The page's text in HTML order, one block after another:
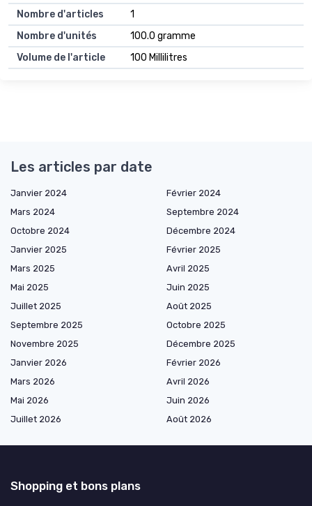
Nombre d'articles
1
Nombre d'unités
100.0 gramme
Volume de l'article
100 Millilitres
Les articles par date
Janvier 2024
Février 2024
Mars 2024
Septembre 2024
Octobre 2024
Décembre 2024
Janvier 2025
Février 2025
Mars 2025
Avril 2025
Mai 2025
Juin 2025
Juillet 2025
Août 2025
Septembre 2025
Octobre 2025
Novembre 2025
Décembre 2025
Janvier 2026
Février 2026
Mars 2026
Avril 2026
Mai 2026
Juin 2026
Juillet 2026
Août 2026
Shopping et bons plans